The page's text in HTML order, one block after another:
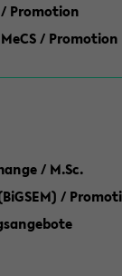
Promotion
/ Promotion
/ M.Sc.
/